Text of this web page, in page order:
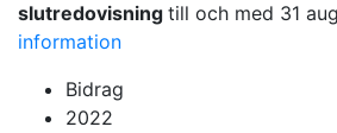
slutredovisning till och med 31
information
Bidrag
2022